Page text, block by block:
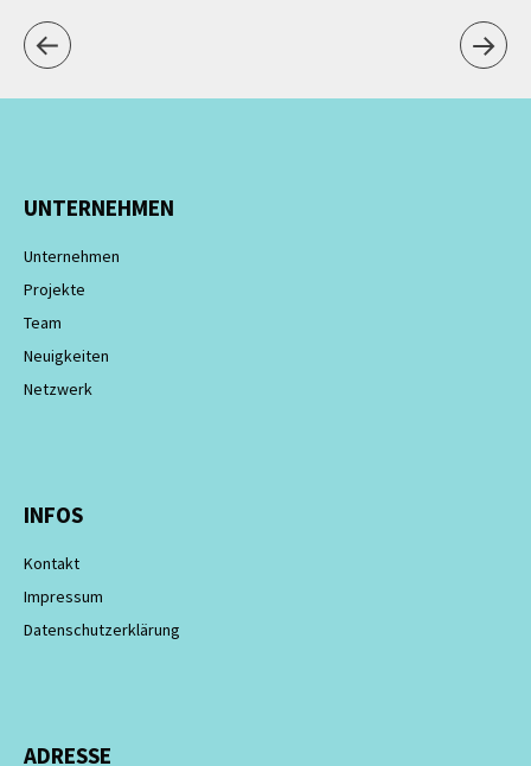
UNTERNEHMEN
Unternehmen
Projekte
Team
Neuigkeiten
Netzwerk
INFOS
Kontakt
Impressum
Datenschutzerklärung
ADRESSE